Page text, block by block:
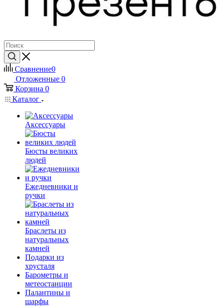
Сравнение0
Отложенные 0
Корзина 0
Каталог
Аксессуары
Бюсты великих
людей
Ежедневники и
ручки
Браслеты из
натуральных
камней
Подарки из
хрусталя
Барометры и
метеостанции
Палантины и
шарфы